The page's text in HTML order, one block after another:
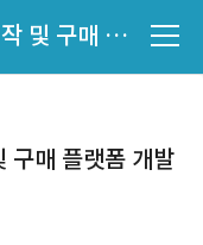
나만의 여행 일정 콘텐츠 제작 및 구매 플랫폼 개발
구매 플랫폼 개발